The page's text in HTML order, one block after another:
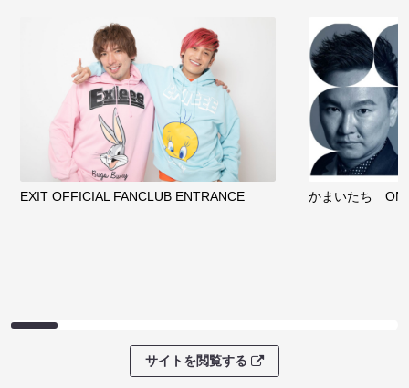
EXIT OFFICIAL FANCLUB ENTRANCE かまいたち
サイトを閲覧する